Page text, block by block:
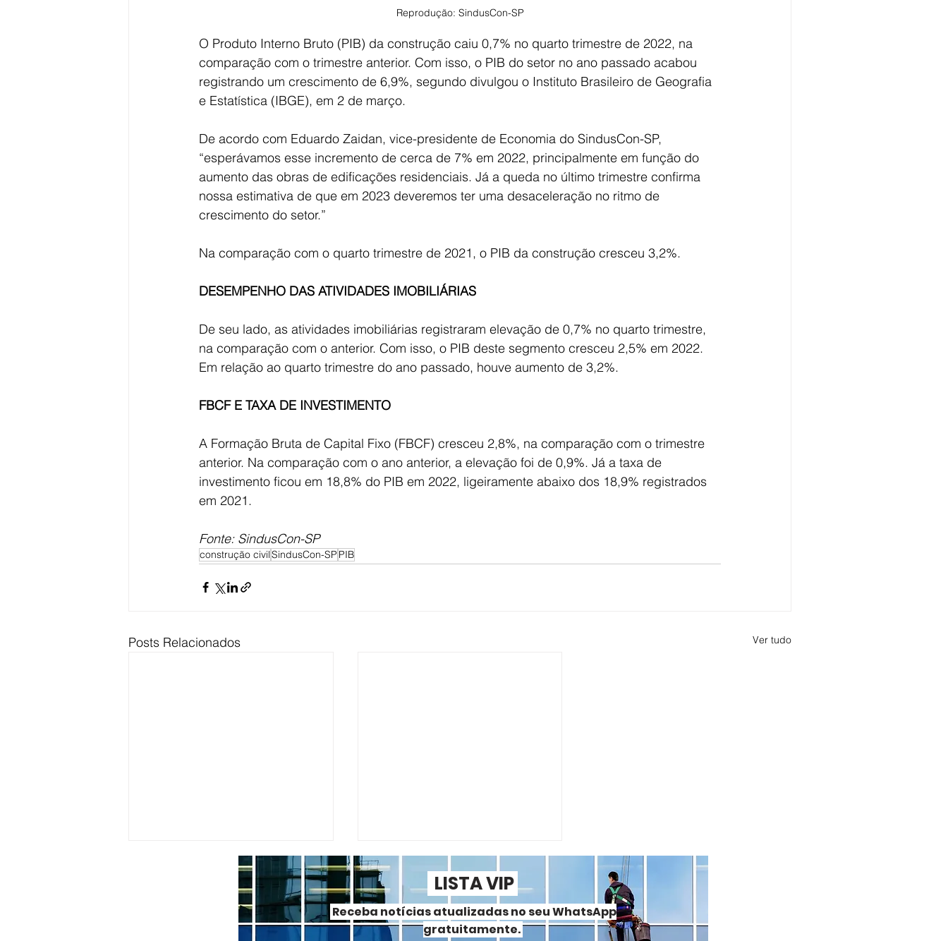
Reprodução: SindusCon-SP
O Produto Interno Bruto (PIB) da construção caiu 0,7% no quarto trimestre de 2022, na
comparação com o trimestre anterior. Com isso, o PIB do setor no ano passado acabou
registrando um crescimento de 6,9%, segundo divulgou o Instituto Brasileiro de Geografia
e Estatística (IBGE), em 2 de março.
De acordo com Eduardo Zaidan, vice-presidente de Economia do SindusCon-SP,
“esperávamos esse incremento de cerca de 7% em 2022, principalmente em função do
aumento das obras de edificações residenciais. Já a queda no último trimestre confirma
nossa estimativa de que em 2023 deveremos ter uma desaceleração no ritmo de
crescimento do setor.”
Na comparação com o quarto trimestre de 2021, o PIB da construção cresceu 3,2%.
DESEMPENHO DAS ATIVIDADES IMOBILIÁRIAS
De seu lado, as atividades imobiliárias registraram elevação de 0,7% no quarto trimestre,
na comparação com o anterior. Com isso, o PIB deste segmento cresceu 2,5% em 2022.
Em relação ao quarto trimestre do ano passado, houve aumento de 3,2%.
FBCF E TAXA DE INVESTIMENTO
A Formação Bruta de Capital Fixo (FBCF) cresceu 2,8%, na comparação com o trimestre
anterior. Na comparação com o ano anterior, a elevação foi de 0,9%. Já a taxa de
investimento ficou em 18,8% do PIB em 2022, ligeiramente abaixo dos 18,9% registrados
em 2021.
Fonte: SindusCon-SP
construção civilSindusCon-SP PIB
Posts Relacionados Ver tudo
LISTA VIP
Receba notícias atualizadas no seu WhatsApp
gratuitamente.